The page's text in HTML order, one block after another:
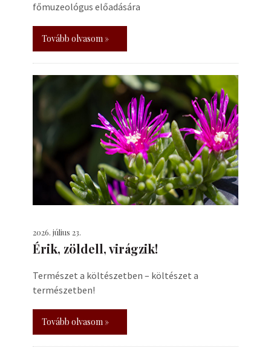
főmuzeológus előadására
Tovább olvasom »
2026. július 23.
Érik, zöldell, virágzik!
Természet a költészetben – költészet a
természetben!
Tovább olvasom »